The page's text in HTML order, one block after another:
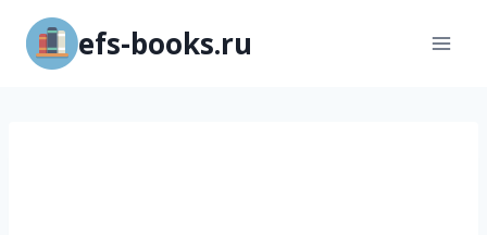
Перейти
содержимому
efs-books.ru